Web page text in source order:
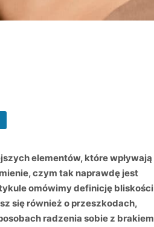
elementów, które wpływają
czym tak naprawdę jest
omówimy definicję bliskości
się również o przeszkodach,
radzenia sobie z brakiem